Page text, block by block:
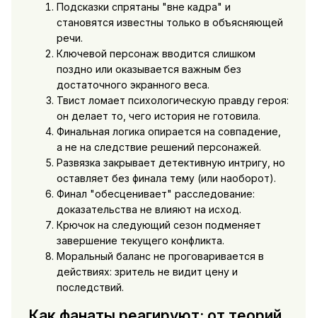
Подсказки спрятаны "вне кадра" и
становятся известны только в объясняющей
речи.
Ключевой персонаж вводится слишком
поздно или оказывается важным без
достаточного экранного веса.
Твист ломает психологическую правду героя:
он делает то, чего история не готовила.
Финальная логика опирается на совпадение,
а не на следствие решений персонажей.
Развязка закрывает детективную интригу, но
оставляет без финала тему (или наоборот).
Финал "обесценивает" расследование:
доказательства не влияют на исход.
Крючок на следующий сезон подменяет
завершение текущего конфликта.
Моральный баланс не проговаривается в
действиях: зритель не видит цену и
последствий.